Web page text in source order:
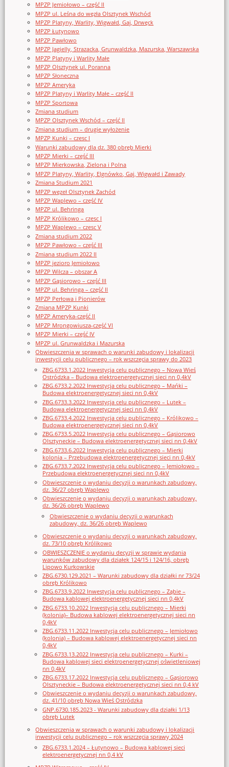
MPZP Jemiołowo – część II
MPZP ul. Leśna do węzła Olsztynek Wschód
MPZP Platyny, Warlity, Wigwałd, Gaj, Drwęck
MPZP Łutynowo
MPZP Pawłowo
MPZP Jagielly, Strazacka, Grunwaldzka, Mazurska, Warszawska
MPZP Platyny i Warlity Małe
MPZP Olsztynek ul. Poranna
MPZP Słoneczna
MPZP Ameryka
MPZP Platyny i Warlity Małe – część II
MPZP Sportowa
Zmiana studium
MPZP Olsztynek Wschód – część II
Zmiana studium – drugie wyłożenie
MPZP Kunki – czesc I
Warunki zabudowy dla dz. 380 obręb Mierki
MPZP Mierki – część III
MPZP Mierkowska, Zielona i Polna
MPZP Platyny, Warlity, Elgnówko, Gaj, Wigwałd i Zawady
Zmiana Studium 2021
MPZP węzeł Olsztynek Zachód
MPZP Waplewo – część IV
MPZP ul. Behringa
MPZP Królikowo – czesc I
MPZP Waplewo – czesc V
Zmiana studium 2022
MPZP Pawłowo – część III
Zmiana studium 2022 II
MPZP jezioro Jemiołowo
MPZP Wilcza – obszar A
MPZP Gąsiorowo – część III
MPZP ul. Behringa – część II
MPZP Perłowa i Pionierów
Zmiana MPZP Kunki
MPZP Ameryka-część II
MPZP Mrongowiusza-część VI
MPZP Mierki – część IV
MPZP ul. Grunwaldzka i Mazurska
Obwieszczenia w sprawach o warunki zabudowy i lokalizacji
inwestycji celu publicznego – rok wszczęcia sprawy do 2023
ZBG.6733.1.2022 Inwestycja celu publicznego – Nowa Wieś
Ostródzka – Budowa elektroenergetycznej sieci nn 0,4kV
ZBG.6733.2.2022 Inwestycja celu publicznego – Mańki –
Budowa elektroenergetycznej sieci nn 0,4kV
ZBG.6733.3.2022 Inwestycja celu publicznego – Lutek –
Budowa elektroenergetycznej sieci nn 0,4kV
ZBG.6733.4.2022 Inwestycja celu publicznego – Królikowo –
Budowa elektroenergetycznej sieci nn 0,4kV
ZBG.6733.5.2022 Inwestycja celu publicznego – Gąsiorowo
Olsztyneckie – Budowa elektroenergetycznej sieci nn 0,4kV
ZBG.6733.6.2022 Inwestycja celu publicznego – Mierki
kolonia – Przebudowa elektroenergetycznej sieci nn 0,4kV
ZBG.6733.7.2022 Inwestycja celu publicznego – Jemiołowo –
Przebudowa elektroenergetycznej sieci nn 0,4kV
Obwieszczenie o wydaniu decyzji o warunkach zabudowy,
dz. 36/27 obręb Waplewo
Obwieszczenie o wydaniu decyzji o warunkach zabudowy,
dz. 36/26 obręb Waplewo
Obwieszczenie o wydaniu decyzji o warunkach
zabudowy, dz. 36/26 obręb Waplewo
Obwieszczenie o wydaniu decyzji o warunkach zabudowy,
dz. 73/10 obręb Królikowo
OBWIESZCZENIE o wydaniu decyzji w sprawie wydania
warunków zabudowy dla działek 124/15 i 124/16, obręb
Lipowo Kurkowskie
ZBG.6730.129.2021 – Warunki zabudowy dla działki nr 73/24
obręb Królikowo
ZBG.6733.9.2022 Inwestycja celu publicznego – Ząbie –
Budowa kablowej elektroenergetycznej sieci nn 0,4kV
ZBG.6733.10.2022 Inwestycja celu publicznego – Mierki
(kolonia)– Budowa kablowej elektroenergetycznej sieci nn
0,4kV
ZBG.6733.11.2022 Inwestycja celu publicznego – Jemiołowo
(kolonia) – Budowa kablowej elektroenergetycznej sieci nn
0,4kV
ZBG.6733.13.2022 Inwestycja celu publicznego – Kurki –
Budowa kablowej sieci elektroenergetycznej oświetleniowej
nn 0,4kV
ZBG.6733.17.2022 Inwestycja celu publicznego – Gąsiorowo
Olsztyneckie – Budowa elektroenergetycznej sieci nn 0,4 kV
Obwieszczenie o wydaniu decyzji o warunkach zabudowy,
dz. 41/10 obręb Nowa Wieś Ostródzka
GNP.6730.185.2023 - Warunki zabudowy dla działki 1/13
obręb Lutek
Obwieszczenia w sprawach o warunki zabudowy i lokalizacji
inwestycji celu publicznego – rok wszczęcia sprawy 2024
ZBG.6733.1.2024 – Łutynowo – Budowa kablowej sieci
elektroenergetycznej nn 0,4 kV